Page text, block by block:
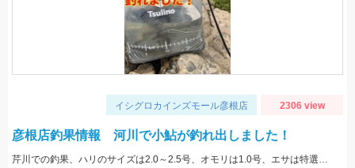
イシグロカインズモール彦根店 2306 view
彦根店釣果情報 河川で小鮎が釣れ出しました！
芹川での釣果、ハリのサイズは2.0～2.5号、オモリは1.0号、エサは特選小鮎まきえと鮎乱舞を混ぜて使用。